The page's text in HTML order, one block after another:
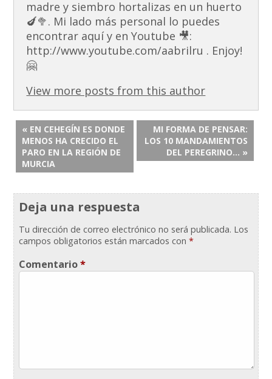
madre y siembro hortalizas en un huerto
🍆🥦. Mi lado más personal lo puedes
encontrar aquí y en Youtube 🎥:
http://www.youtube.com/aabrilru . Enjoy!
🤗
View more posts from this author
« EN CEHEGÍN ES DONDE
MENOS HA CRECIDO EL
PARO EN LA REGIÓN DE
MURCIA
MI FORMA DE PENSAR:
LOS 10 MANDAMIENTOS
DEL PEREGRINO… »
Deja una respuesta
Tu dirección de correo electrónico no será publicada. Los
campos obligatorios están marcados con*
Comentario*